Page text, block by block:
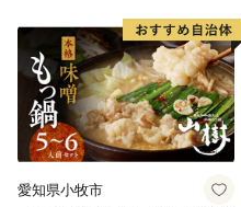
時間
愛知県小牧市